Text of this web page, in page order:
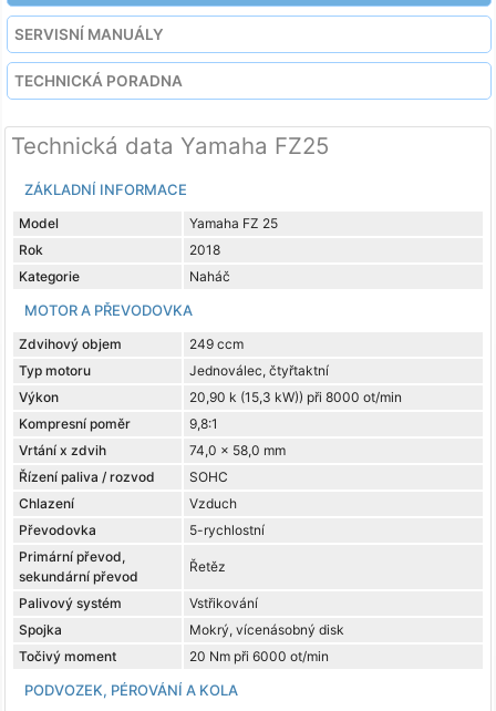
SERVISNÍ MANUÁLY
TECHNICKÁ PORADNA
Technická data Yamaha FZ25
ZÁKLADNÍ INFORMACE
Model
Yamaha FZ 25
Rok
2018
Kategorie
Naháč
MOTOR A PŘEVODOVKA
Zdvihový objem
249 ccm
Typ motoru
Jednoválec, čtyřtaktní
Výkon
20,90 k (15,3 kW)) při 8000 ot/min
Kompresní poměr
9,8:1
Vrtání x zdvih
74,0 x 58,0 mm
Řízení paliva / rozvod
SOHC
Chlazení
Vzduch
Převodovka
5-rychlostní
Primární převod,
sekundární převod
Řetěz
Palivový systém
Vstřikování
Spojka
Mokrý, vícenásobný disk
Točivý moment
20 Nm při 6000 ot/min
PODVOZEK, PÉROVÁNÍ A KOLA